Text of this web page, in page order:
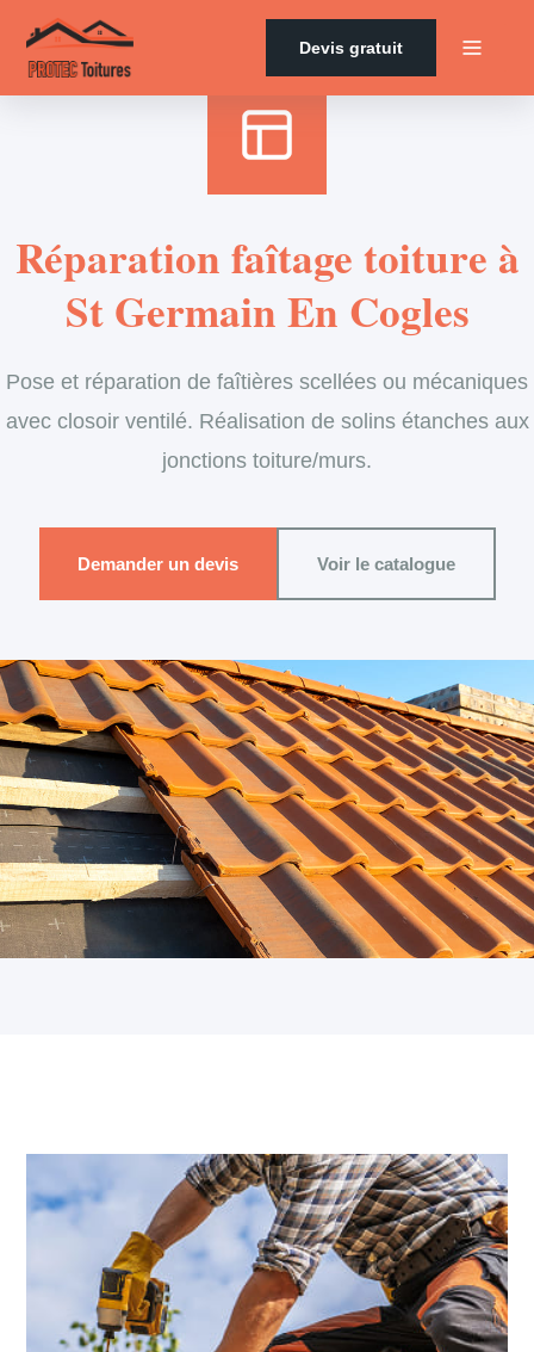
Devis gratuit
Réparation faîtage toiture à
St Germain En Cogles
Pose et réparation de faîtières scellées ou mécaniques
avec closoir ventilé. Réalisation de solins étanches aux
jonctions toiture/murs.
Demander un devis Voir le catalogue